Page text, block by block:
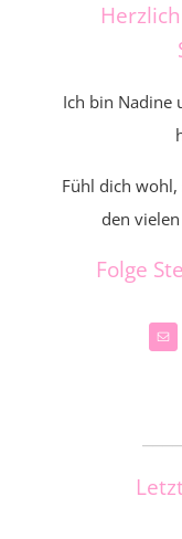
Ich bin Nadine
Fühl dich
den
Folge